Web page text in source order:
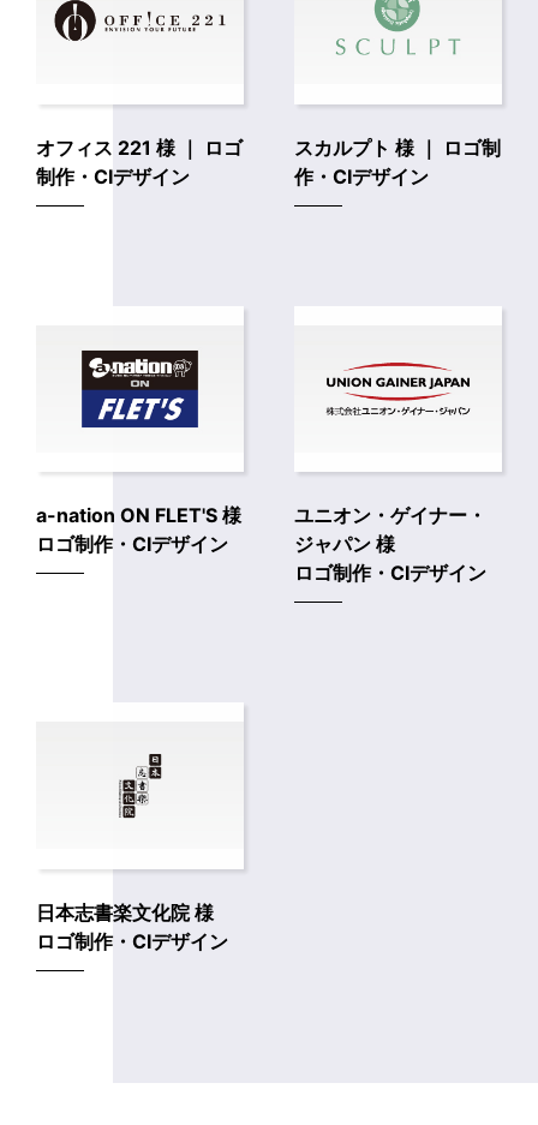
オフィス 221 様 ｜ ロゴ
制作・CIデザイン
スカルプト 様 ｜ ロゴ制
作・CIデザイン
a-nation ON FLET'S 様
ロゴ制作・CIデザイン
ユニオン・ゲイナー・
ジャパン 様
ロゴ制作・CIデザイン
日本志書楽文化院 様
ロゴ制作・CIデザイン